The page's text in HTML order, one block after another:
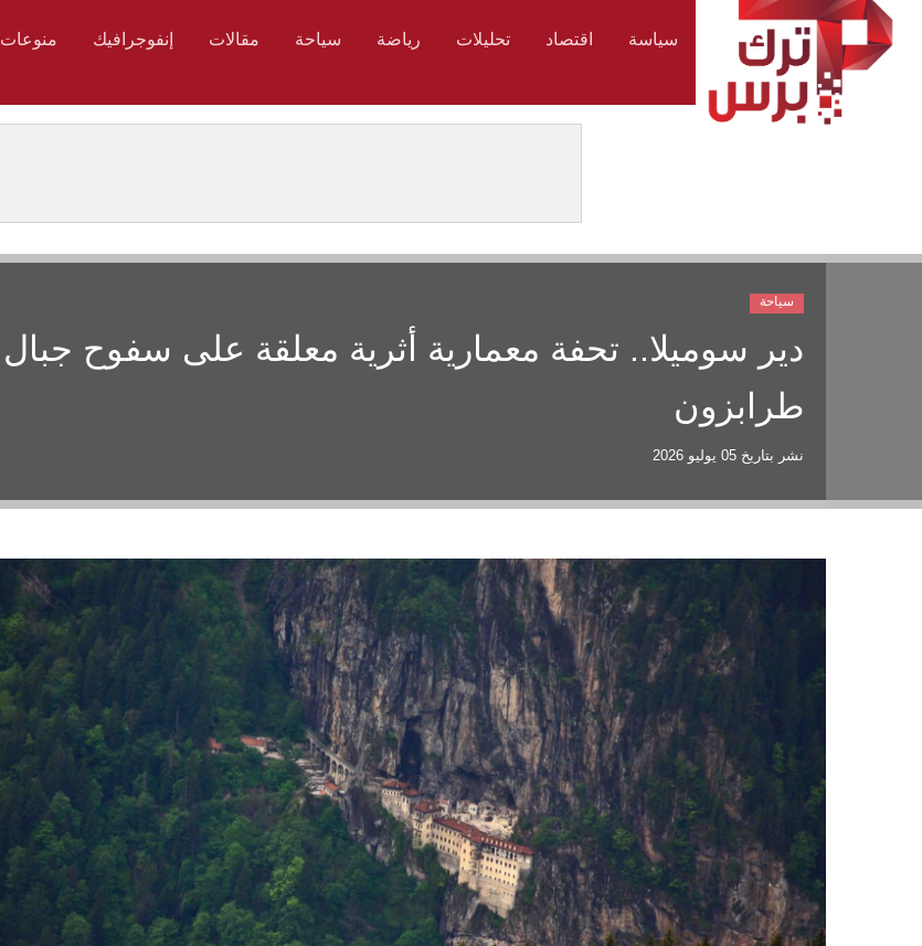
سياسة اقتصاد تحليلات رياضة سياحة مقالات إنفوجرافيك منوعات
دير سوميلا.. تحفة معمارية أثرية معلقة على سفوح جبال
طرابزون
نشر بتاريخ 05 يوليو 2026
سياحة